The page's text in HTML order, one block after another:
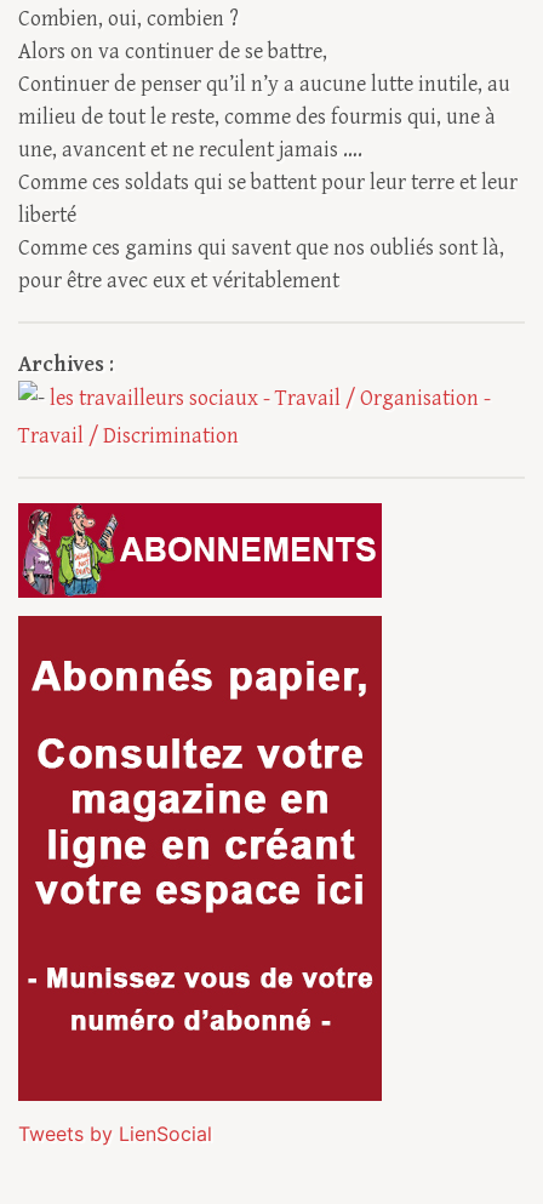
Combien, oui, combien ?
Alors on va continuer de se battre,
Continuer de penser qu’il n’y a aucune lutte inutile, au
milieu de tout le reste, comme des fourmis qui, une à
une, avancent et ne reculent jamais ….
Comme ces soldats qui se battent pour leur terre et leur
liberté
Comme ces gamins qui savent que nos oubliés sont là,
pour être avec eux et véritablement
Archives :
les travailleurs sociaux- Travail / Organisation-
Travail / Discrimination
Tweets by LienSocial